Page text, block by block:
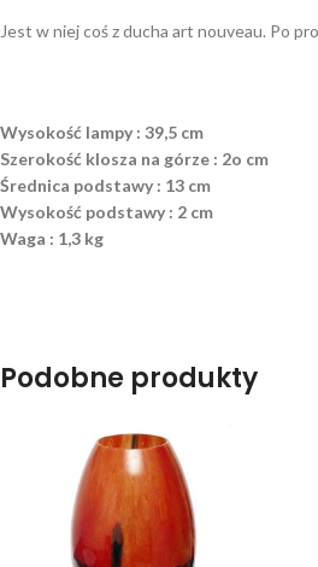
Jest w niej coś z ducha art nouveau. Po
Wysokość lampy : 39,5 cm
Szerokość klosza na górze : 2o cm
Średnica podstawy : 13 cm
Wysokość podstawy : 2 cm
Waga : 1,3 kg
Podobne produkty